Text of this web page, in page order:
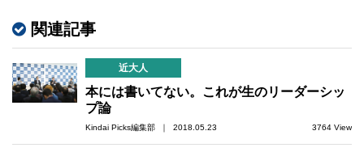
関連記事
近大人
本には書いてない。これが生のリーダーシッ
プ論
Kindai Picks編集部 ｜ 2018.05.23 3764 View